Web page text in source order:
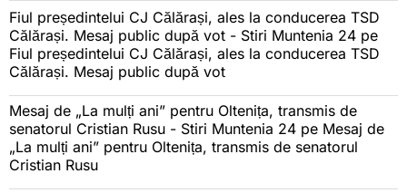
Fiul președintelui CJ Călărași, ales la conducerea TSD
Călărași. Mesaj public după vot - Stiri Muntenia 24 pe
Fiul președintelui CJ Călărași, ales la conducerea TSD
Călărași. Mesaj public după vot
Mesaj de „La mulți ani” pentru Oltenița, transmis de
senatorul Cristian Rusu - Stiri Muntenia 24 pe Mesaj de
„La mulți ani” pentru Oltenița, transmis de senatorul
Cristian Rusu